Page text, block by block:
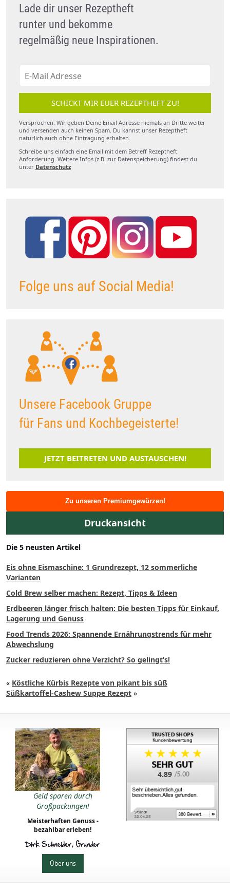
Lade dir unser Rezeptheft
runter und bekomme
regelmäßig neue Inspirationen.
SCHICKT MIR EUER REZEPTHEFT ZU!
Versprochen: Wir geben Deine Email Adresse niemals an Dritte weiter
und versenden auch keinen Spam. Du kannst unser Rezeptheft
natürlich auch ohne Eintragung erhalten.
Schreibe uns einfach eine Email mit dem Betreff Rezeptheft
Anforderung. Weitere Infos (z.B. zur Datenspeicherung) findest du
unter Datenschutz
Folge uns auf Social Media!
Unsere Facebook Gruppe
für Fans und Kochbegeisterte!
JETZT BEITRETEN UND AUSTAUSCHEN!
Zu unseren Premiumgewürzen!
Druckansicht
Die 5 neusten Artikel
Eis ohne Eismaschine: 1 Grundrezept, 12 sommerliche
Varianten
Cold Brew selber machen: Rezept, Tipps & Ideen
Erdbeeren länger frisch halten: Die besten Tipps für Einkauf,
Lagerung und Genuss
Food Trends 2026: Spannende Ernährungstrends für mehr
Abwechslung
Zucker reduzieren ohne Verzicht? So gelingt’s!
« Köstliche Kürbis Rezepte von pikant bis süß
Süßkartoffel-Cashew Suppe Rezept »
Geld sparen durch
Großpackungen!
Meisterhaften Genuss -
bezahlbar erleben!
Dirk Schneider, Gründer
Über uns
4.89